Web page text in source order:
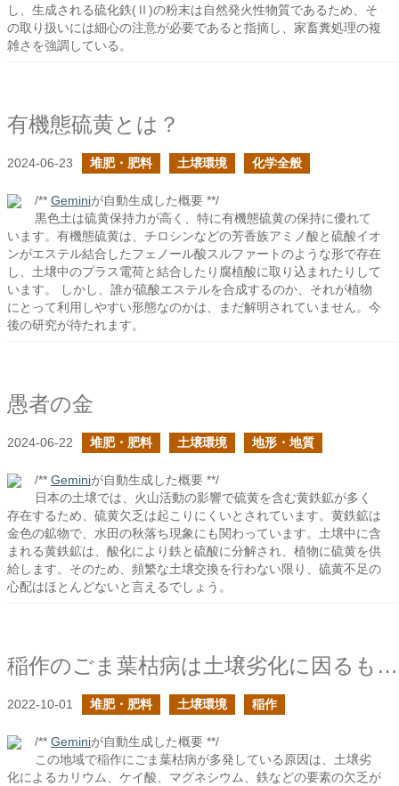
し、生成される硫化鉄(Ⅱ)の粉末は自然発火性物質であるため、そ
の取り扱いには細心の注意が必要であると指摘し、家畜糞処理の複
雑さを強調している。
有機態硫黄とは？
2024-06-23 堆肥・肥料 土壌環境 化学全般
/** Geminiが自動生成した概要 **/
黒色土は硫黄保持力が高く、特に有機態硫黄の保持に優れて
います。有機態硫黄は、チロシンなどの芳香族アミノ酸と硫酸イオ
ンがエステル結合したフェノール酸スルファートのような形で存在
し、土壌中のプラス電荷と結合したり腐植酸に取り込まれたりして
います。 しかし、誰が硫酸エステルを合成するのか、それが植物
にとって利用しやすい形態なのかは、まだ解明されていません。今
後の研究が待たれます。
愚者の金
2024-06-22 堆肥・肥料 土壌環境 地形・地質
/** Geminiが自動生成した概要 **/
日本の土壌では、火山活動の影響で硫黄を含む黄鉄鉱が多く
存在するため、硫黄欠乏は起こりにくいとされています。黄鉄鉱は
金色の鉱物で、水田の秋落ち現象にも関わっています。土壌中に含
まれる黄鉄鉱は、酸化により鉄と硫酸に分解され、植物に硫黄を供
給します。そのため、頻繁な土壌交換を行わない限り、硫黄不足の
心配はほとんどないと言えるでしょう。
稲作のごま葉枯病は土壌劣化に因るものだと考えるとしっくりくる
2022-10-01 堆肥・肥料 土壌環境 稲作
/** Geminiが自動生成した概要 **/
この地域で稲作にごま葉枯病が多発している原因は、土壌劣
化によるカリウム、ケイ酸、マグネシウム、鉄などの要素の欠乏が